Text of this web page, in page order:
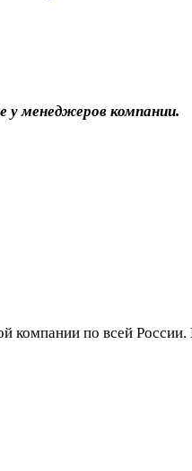
у менеджеров компании.
компании по всей